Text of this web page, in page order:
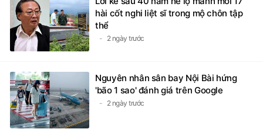
hài cốt nghi liệt sĩ trong mộ chôn tập
thể
2 ngày trước
Nguyên nhân sân bay Nội Bài hứng
'bão 1 sao' đánh giá trên Google
2 ngày trước